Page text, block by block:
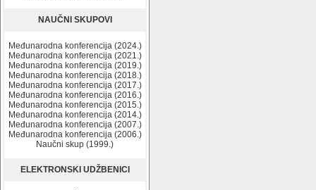
NAUČNI SKUPOVI
Međunarodna konferencija (2024.)
Međunarodna konferencija (2021.)
Međunarodna konferencija (2019.)
Međunarodna konferencija (2018.)
Međunarodna konferencija (2017.)
Međunarodna konferencija (2016.)
Međunarodna konferencija (2015.)
Međunarodna konferencija (2014.)
Međunarodna konferencija (2007.)
Međunarodna konferencija (2006.)
Naučni skup (1999.)
ELEKTRONSKI UDŽBENICI